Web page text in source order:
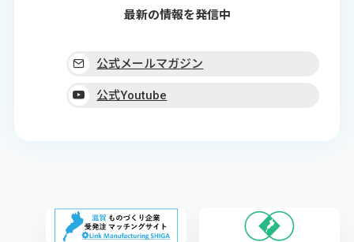
最新の情報を発信中
公式メールマガジン
公式Youtube